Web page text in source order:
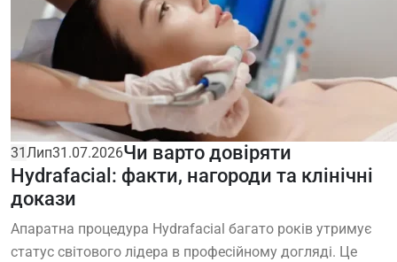
31 Лип31.07.2026Чи варто довіряти
Hydrafacial: факти, нагороди та клінічні
докази
Апаратна процедура Hydrafacial багато років утримує
статус світового лідера в професійному догляді. Це